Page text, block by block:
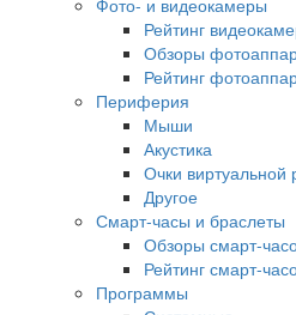
Фото- и видеокамеры
Рейтинг
Обзоры
Рейтинг
Периферия
Мыши
Акустика
Очки виртуальной
Другое
Смарт-часы и браслеты
Обзоры смарт-
Рейтинг смарт-
Программы